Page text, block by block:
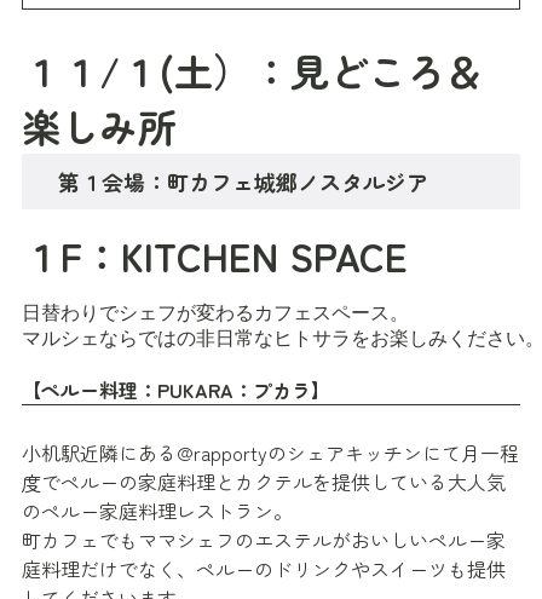
１１/１(土）：見どころ＆
楽しみ所
第１会場：町カフェ城郷ノスタルジア
１F：KITCHEN SPACE
日替わりでシェフが変わるカフェスペース。
マルシェならではの非日常なヒトサラをお楽しみください
【ペルー料理：PUKARA：プカラ】
小机駅近隣にある@rapportyのシェアキッチンにて月一程
度でペルーの家庭料理とカクテルを提供している大人気
のペルー家庭料理レストラン。
町カフェでもママシェフのエステルがおいしいペルー家
庭料理だけでなく、ペルーのドリンクやスイーツも提供